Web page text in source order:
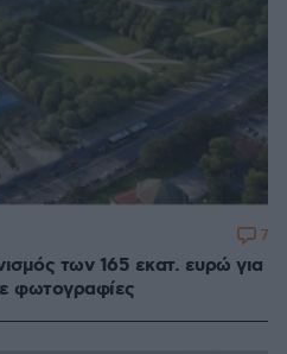
των 165 εκατ. ευρώ για
φωτογραφίες
7